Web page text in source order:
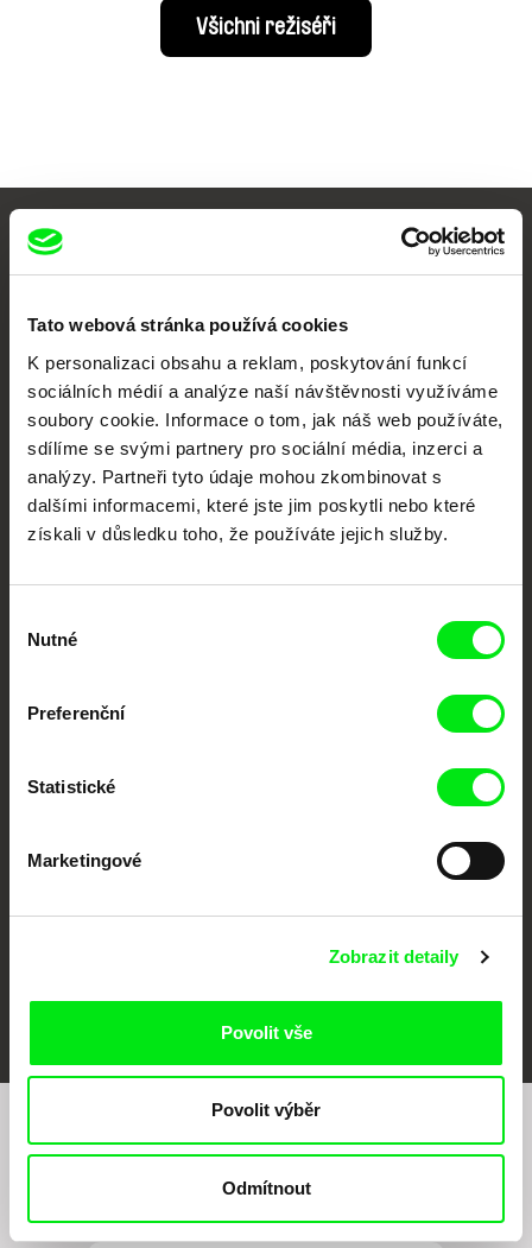
Tato webová stránka používá cookies
K personalizaci obsahu a reklam, poskytování funkcí
sociálních médií a analýze naší návštěvnosti využíváme
soubory cookie. Informace o tom, jak náš web používáte,
sdílíme se svými partnery pro sociální média, inzerci a
analýzy. Partneři tyto údaje mohou zkombinovat s
dalšími informacemi, které jste jim poskytli nebo které
získali v důsledku toho, že používáte jejich služby.
souhlasu
Nutné
Preferenční
Statistické
Marketingové
Zobrazit detaily
Povolit vše
Povolit výběr
Odmítnout
Všichni režiséři
Nové festivalové filmy
každý týden
Portál DAFilms.cz je výsledkem tvůrčí spolupráce 7 klíčových evropských
festivalů dokumentárního filmu sdružených do Doc Alliance. Naším cílem je
posouvat hranice dokumentárního filmu, propagovat jeho rozmanitost a
podporovat kvalitní autorské filmy.
Členové Doc Alliance
DOK Leipzig
Chcete být pravidelně informováni o našem